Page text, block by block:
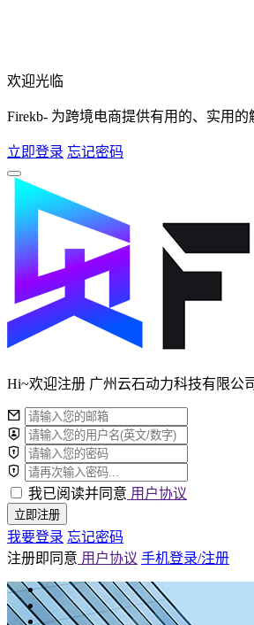
欢迎光临
Firekb- 为跨境电商提供有用的、实用的
立即登录 忘记密码
Hi~欢迎注册 广州云石动力科技有限公
我已阅读并同意 用户协议
立即注册
我要登录 忘记密码
注册即同意 用户协议 手机登录/注册